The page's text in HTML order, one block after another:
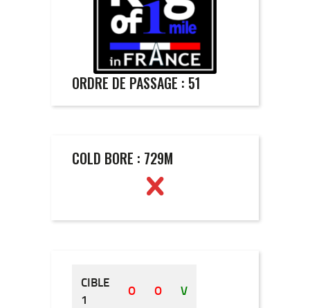
ORDRE DE PASSAGE : 51
COLD BORE : 729M
CIBLE
1
O O V